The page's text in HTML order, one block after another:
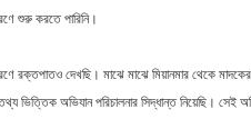
শুরু করতে পারিনি।
রক্তপাতও দেখছি। মাঝে মাঝে মিয়ানমার থেকে
ভিত্তিক অভিযান পরিচালনার সিদ্ধান্ত নিয়েছি। সেই